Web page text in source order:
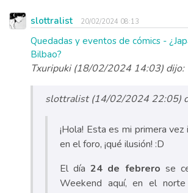
slottralist 20/02/2024 08:13
Quedadas y eventos de cómics -
Bilbao?
Txuripuki (18/02/2024 14:03) dijo:
slottralist (14/02/2024 22:05)
¡Hola! Esta es mi primera vez
en el foro, ¡qué ilusión! :D
El día24 de febrero se
Weekend aquí, en el